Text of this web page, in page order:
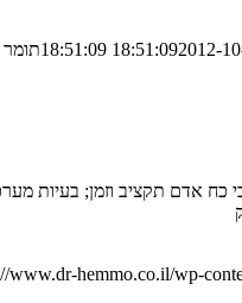
2012-10-19 תומר
כח אדם תקציב וזמן; בעיות
www.dr-hemmo.co.il/wp-